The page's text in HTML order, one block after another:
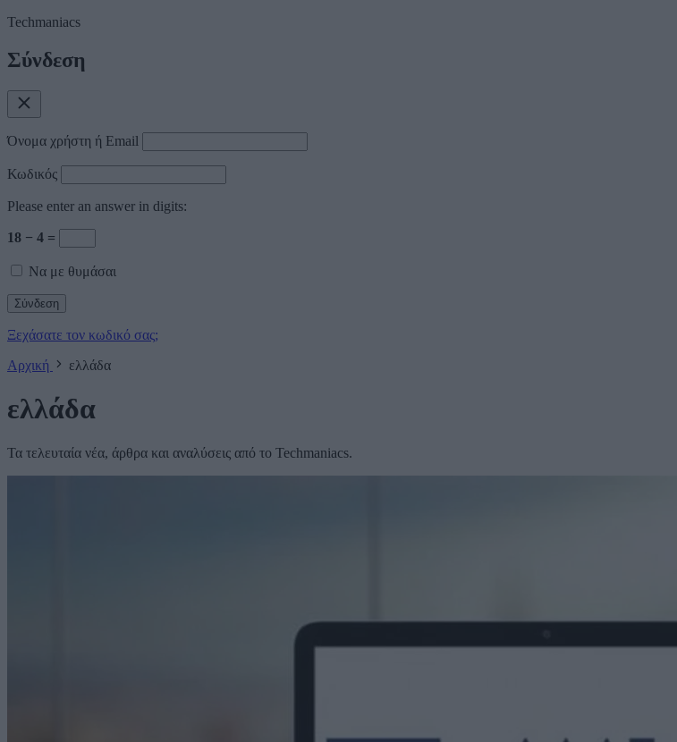
Techmaniacs
Σύνδεση
Όνομα χρήστη ή Email
Κωδικός
Please enter an answer in digits:
18 − 4 =
Να με θυμάσαι
Ξεχάσατε τον κωδικό σας;
Αρχική
ελλάδα
ελλάδα
Τα τελευταία νέα, άρθρα και αναλύσεις από το Techmaniacs.